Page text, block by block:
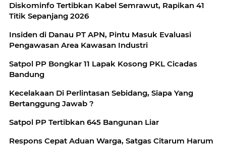
Diskominfo Tertibkan Kabel Semrawut, Rapikan 41
Titik Sepanjang 2026
Insiden di Danau PT APN, Pintu Masuk Evaluasi
Pengawasan Area Kawasan Industri
Satpol PP Bongkar 11 Lapak Kosong PKL Cicadas
Bandung
Kecelakaan Di Perlintasan Sebidang, Siapa Yang
Bertanggung Jawab ?
Satpol PP Tertibkan 645 Bangunan Liar
Respons Cepat Aduan Warga, Satgas Citarum Harum